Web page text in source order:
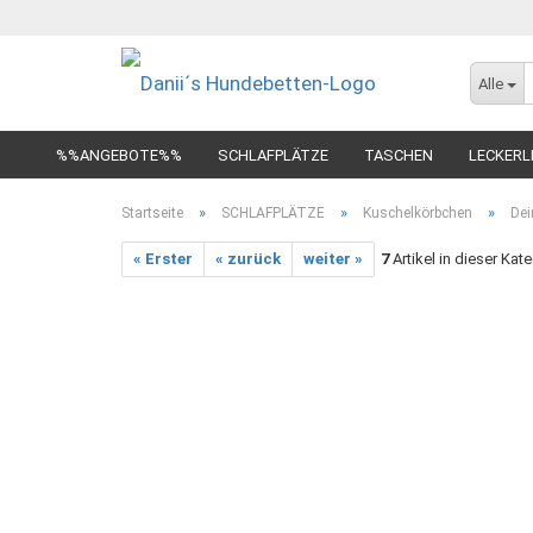
Alle
%%ANGEBOTE%% SCHLAFPLÄTZE TASCHEN
Startseite » SCHLAFPLÄTZE » Kuschelkörbchen »
« Erster « zurück weiter » 7Artikel in dieser